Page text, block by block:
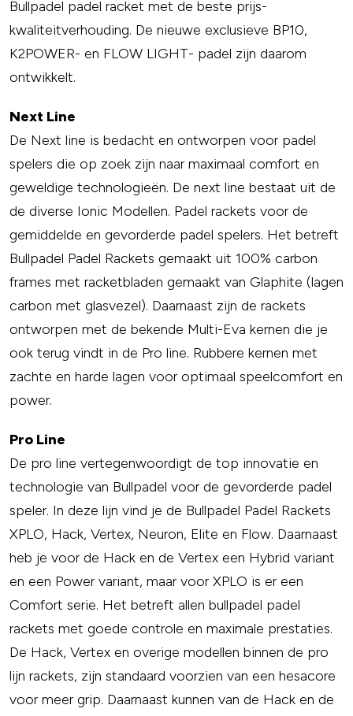
Bullpadel padel racket met de beste prijs-
kwaliteitverhouding. De nieuwe exclusieve BP10,
K2POWER- en FLOW LIGHT- padel zijn daarom
ontwikkelt.
Next Line
De Next line is bedacht en ontworpen voor padel
spelers die op zoek zijn naar maximaal comfort en
geweldige technologieën. De next line bestaat uit de
de diverse Ionic Modellen. Padel rackets voor de
gemiddelde en gevorderde padel spelers. Het betreft
Bullpadel Padel Rackets gemaakt uit 100% carbon
frames met racketbladen gemaakt van Glaphite (lagen
carbon met glasvezel). Daarnaast zijn de rackets
ontworpen met de bekende Multi-Eva kernen die je
ook terug vindt in de Pro line. Rubbere kernen met
zachte en harde lagen voor optimaal speelcomfort en
power.
Pro Line
De pro line vertegenwoordigt de top innovatie en
technologie van Bullpadel voor de gevorderde padel
speler. In deze lijn vind je de Bullpadel Padel Rackets
XPLO, Hack, Vertex, Neuron, Elite en Flow. Daarnaast
heb je voor de Hack en de Vertex een Hybrid variant
en een Power variant, maar voor XPLO is er een
Comfort serie. Het betreft allen bullpadel padel
rackets met goede controle en maximale prestaties.
De Hack, Vertex en overige modellen binnen de pro
lijn rackets, zijn standaard voorzien van een hesacore
voor meer grip. Daarnaast kunnen van de Hack en de